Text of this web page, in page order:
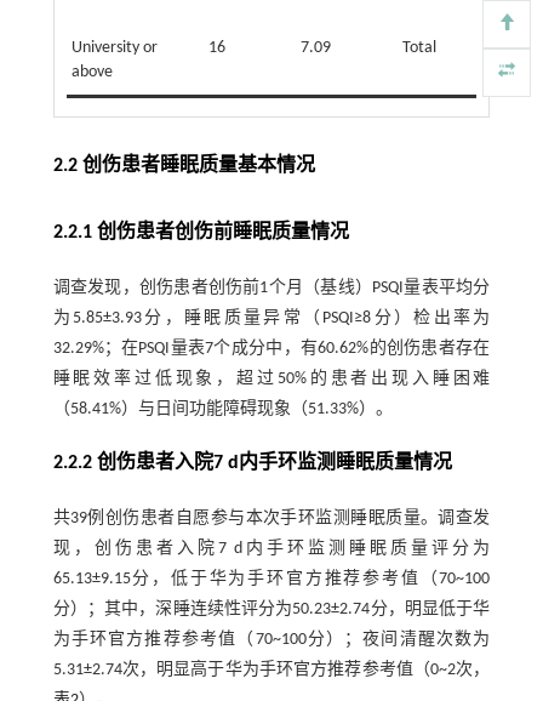
University or
above
16 7.09 Total 226
2.2 创伤患者睡眠质量基本情况
2.2.1 创伤患者创伤前睡眠质量情况
调查发现，创伤患者创伤前1个月（基线）PSQI量表平均分
为5.85±3.93分，睡眠质量异常（PSQI≥8分）检出率为
32.29%；在PSQI量表7个成分中，有60.62%的创伤患者存在
睡眠效率过低现象，超过50%的患者出现入睡困难
（58.41%）与日间功能障碍现象（51.33%）。
2.2.2 创伤患者入院7 d内手环监测睡眠质量情况
共39例创伤患者自愿参与本次手环监测睡眠质量。调查发
现，创伤患者入院7 d内手环监测睡眠质量评分为
65.13±9.15分，低于华为手环官方推荐参考值（70~100
分）；其中，深睡连续性评分为50.23±2.74分，明显低于华
为手环官方推荐参考值（70~100分）；夜间清醒次数为
5.31±2.74次，明显高于华为手环官方推荐参考值（0~2次，